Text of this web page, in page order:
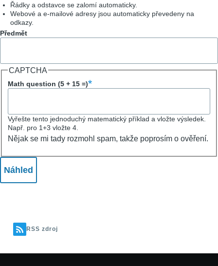
Řádky a odstavce se zalomí automaticky.
Webové a e-mailové adresy jsou automaticky převedeny na
odkazy.
Předmět
CAPTCHA
Math question (5 + 15 =)
Vyřešte tento jednoduchý matematický příklad a vložte výsledek.
Např. pro 1+3 vložte 4.
Nějak se mi tady rozmohl spam, takže poprosím o ověření.
RSS zdroj